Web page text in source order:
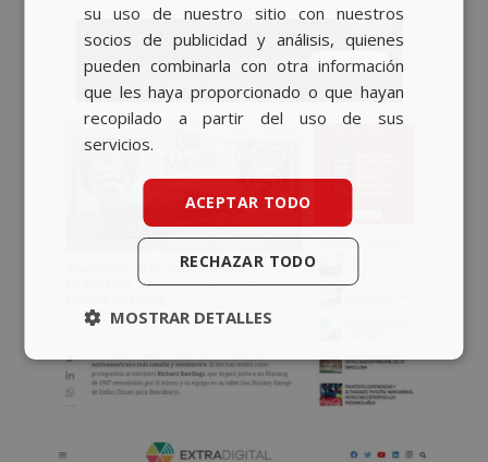
su uso de nuestro sitio con nuestros
socios de publicidad y análisis, quienes
pueden combinarla con otra información
que les haya proporcionado o que hayan
recopilado a partir del uso de sus
servicios.
ACEPTAR TODO
RECHAZAR TODO
MOSTRAR DETALLES